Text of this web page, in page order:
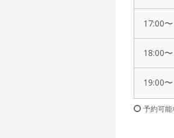
17:00〜
18:00〜
19:00〜
予約可